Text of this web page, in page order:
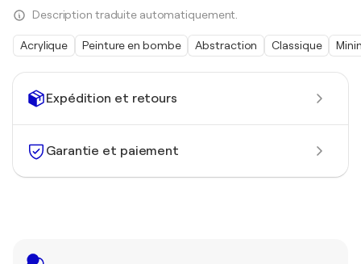
Expédition et retours
Garantie et paiement
Description traduite automatiquement.
Acrylique Peinture en bombe Abstraction Classique